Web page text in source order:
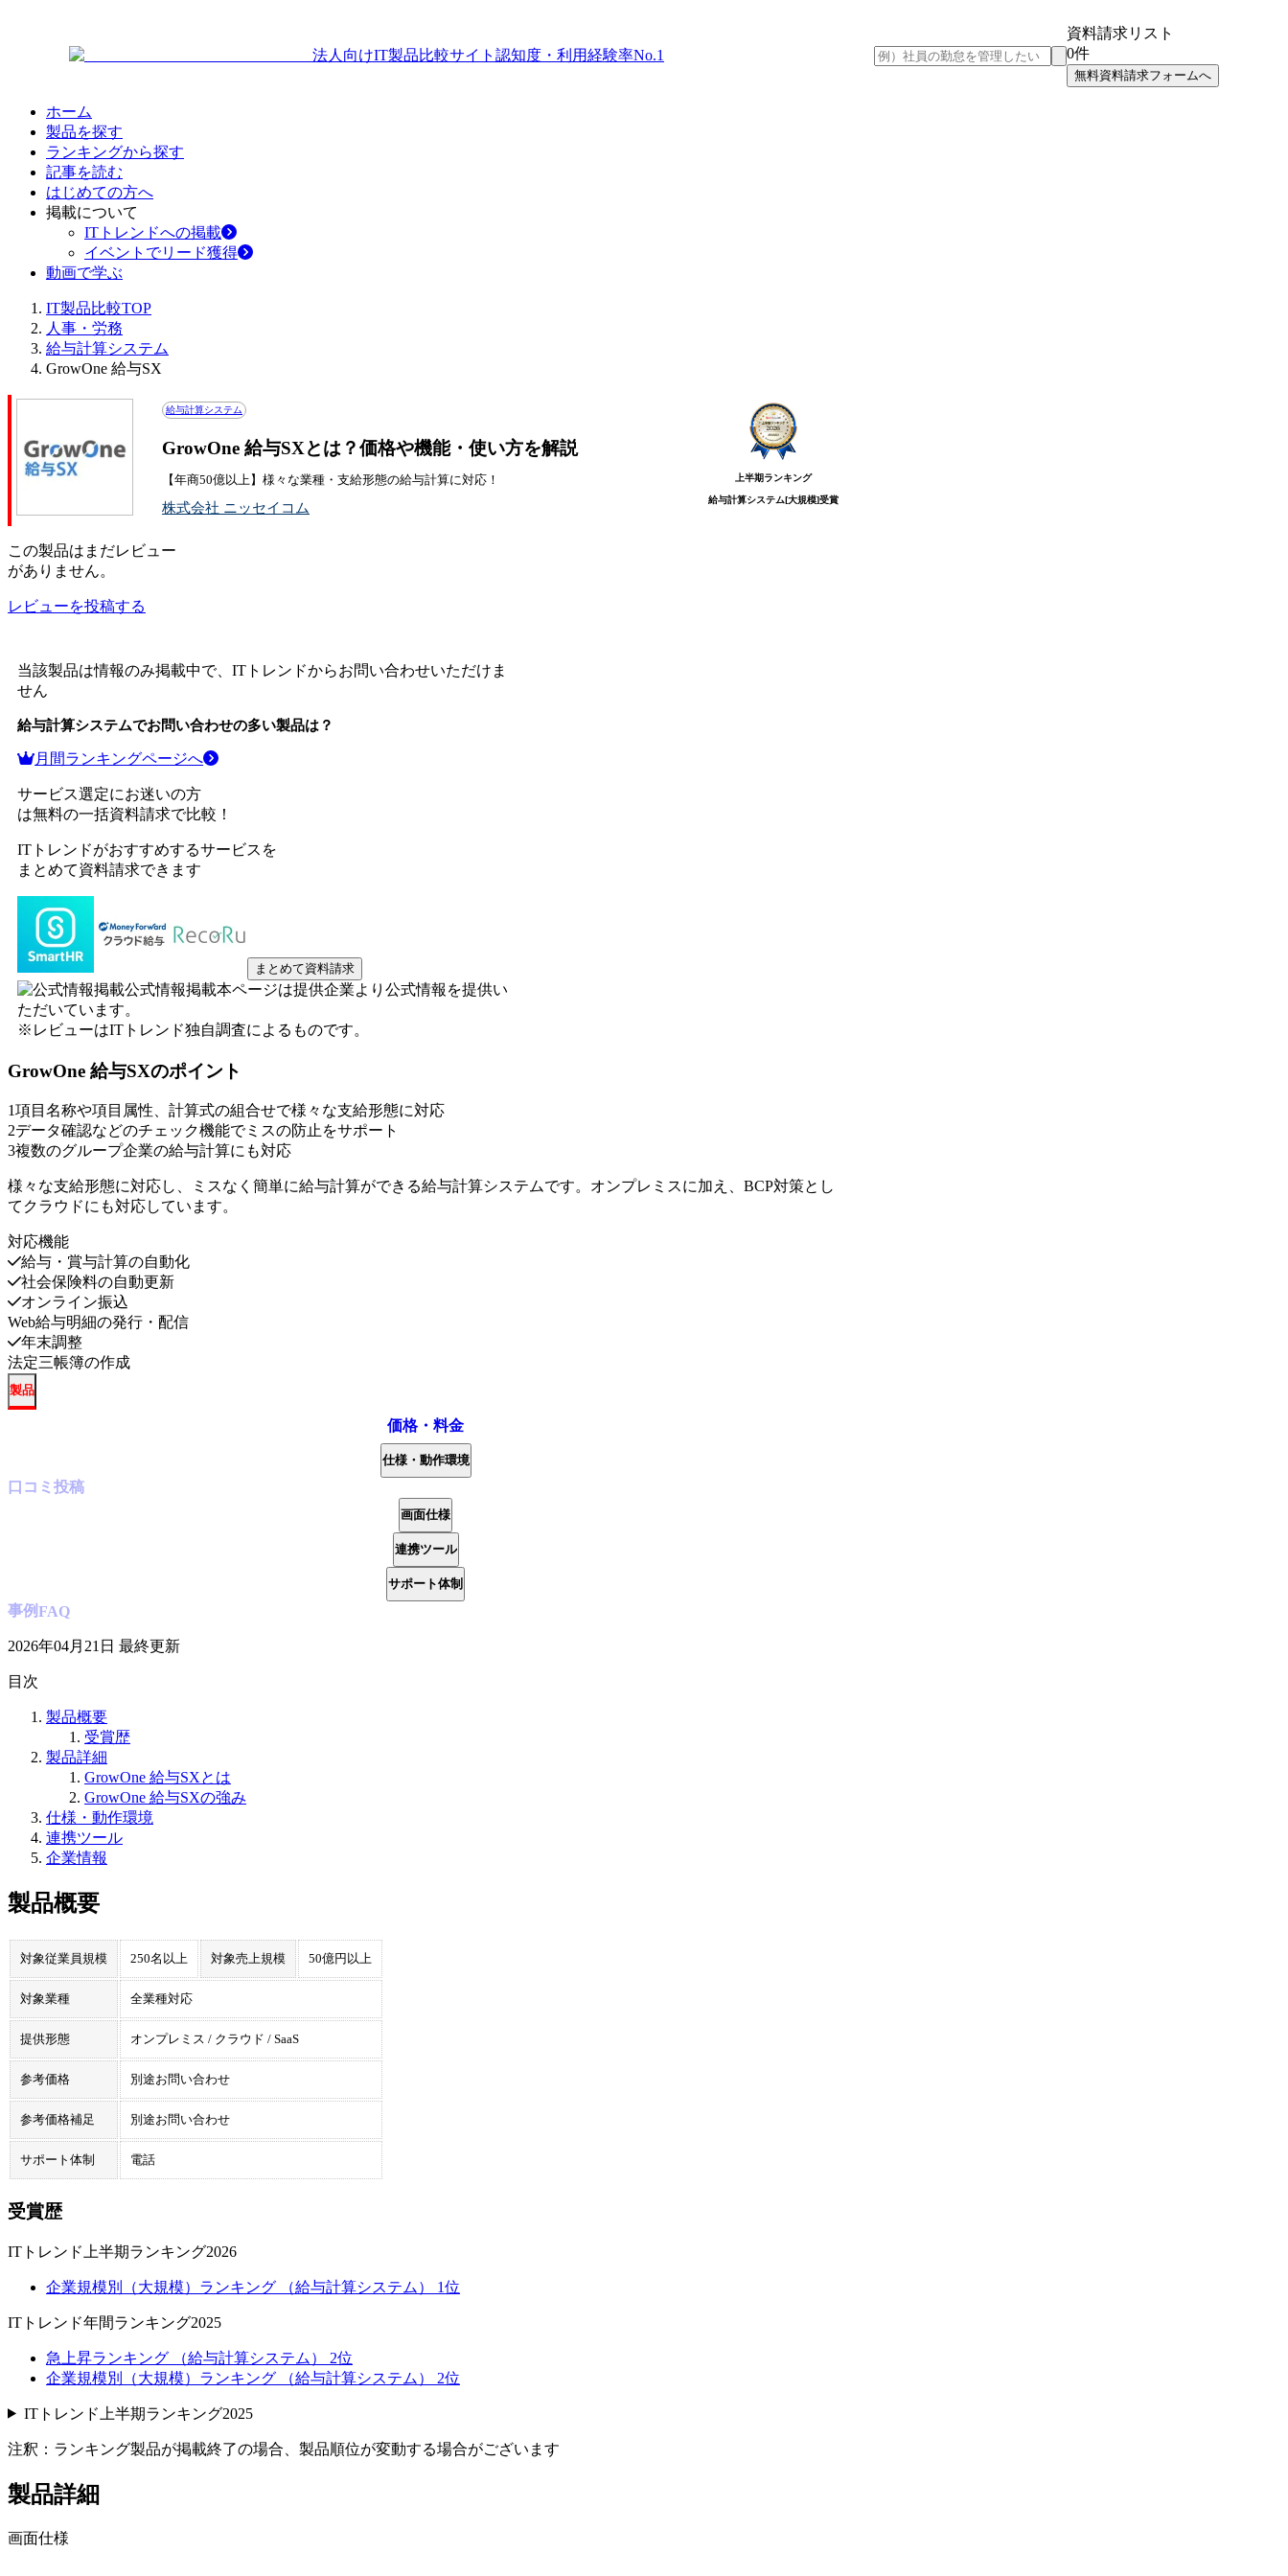
法人向けIT製品比較サイト 認知度・利用経験率No.1
資料請求リスト
0件
無料資料請求フォームへ
ホーム
製品を探す
ランキングから探す
記事を読む
はじめての方へ
掲載について
ITトレンドへの掲載
イベントでリード獲得
動画で学ぶ
IT製品比較TOP
人事・労務
給与計算システム
GrowOne 給与SX
給与計算システム
GrowOne 給与SXとは？価格や機能・使い方を解説
【年商50億以上】様々な業種・支給形態の給与計算に対応！
株式会社 ニッセイコム
上半期ランキング
給与計算システム[大規模]受賞
この製品はまだレビュー
がありません。
レビューを投稿する
当該製品は情報のみ掲載中で、ITトレンドからお問い合わせいただけま
せん
給与計算システムでお問い合わせの多い製品は？
月間ランキングページへ
サービス選定にお迷いの方
は無料の一括資料請求で比較！
ITトレンドがおすすめするサービスを
まとめて資料請求できます
まとめて資料請求
公式情報掲載本ページは提供企業より公式情報を提供い
ただいています。
※レビューはITトレンド独自調査によるものです。
GrowOne 給与SXのポイント
1項目名称や項目属性、計算式の組合せで様々な支給形態に対応
2データ確認などのチェック機能でミスの防止をサポート
3複数のグループ企業の給与計算にも対応
様々な支給形態に対応し、ミスなく簡単に給与計算ができる給与計算システムです。オンプレミスに加え、BCP対策とし
てクラウドにも対応しています。
対応機能
給与・賞与計算の自動化
社会保険料の自動更新
オンライン振込
Web給与明細の発行・配信
年末調整
法定三帳簿の作成
製品
価格・料金
仕様・動作環境
口コミ 投稿
画面仕様
連携ツール
サポート体制
事例FAQ
2026年04月21日 最終更新
目次
製品概要
受賞歴
製品詳細
GrowOne 給与SXとは
GrowOne 給与SXの強み
仕様・動作環境
連携ツール
企業情報
製品概要
対象従業員規模 250名以上 対象売上規模 50億円以上
対象業種 全業種対応
提供形態 オンプレミス / クラウド / SaaS
参考価格 別途お問い合わせ
参考価格補足 別途お問い合わせ
サポート体制 電話
受賞歴
ITトレンド上半期ランキング2026
企業規模別（大規模）ランキング （給与計算システム） 1位
ITトレンド年間ランキング2025
急上昇ランキング （給与計算システム） 2位
企業規模別（大規模）ランキング （給与計算システム） 2位
ITトレンド上半期ランキング2025
注釈：ランキング製品が掲載終了の場合、製品順位が変動する場合がございます
製品詳細
画面仕様